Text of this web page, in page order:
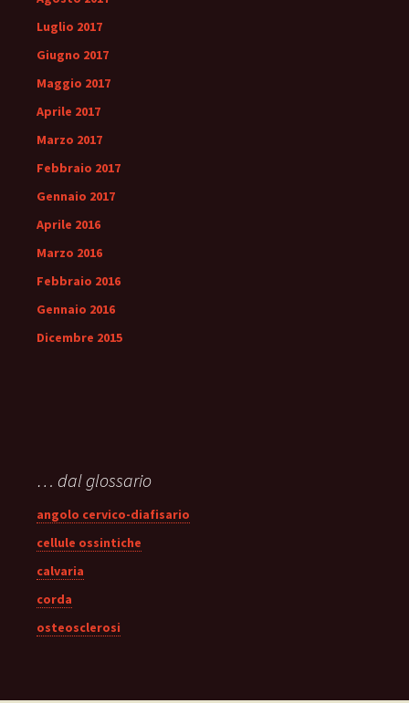
Luglio 2017
Giugno 2017
Maggio 2017
Aprile 2017
Marzo 2017
Febbraio 2017
Gennaio 2017
Aprile 2016
Marzo 2016
Febbraio 2016
Gennaio 2016
Dicembre 2015
… dal glossario
angolo cervico-diafisario
cellule ossintiche
calvaria
corda
osteosclerosi